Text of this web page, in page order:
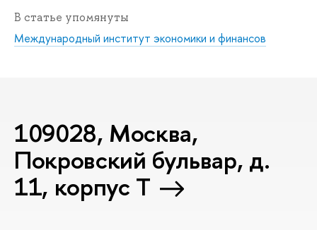
В статье упомянуты
Международный институт экономики и финансов
109028, Москва,
Покровский бульвар, д.
11, корпус T